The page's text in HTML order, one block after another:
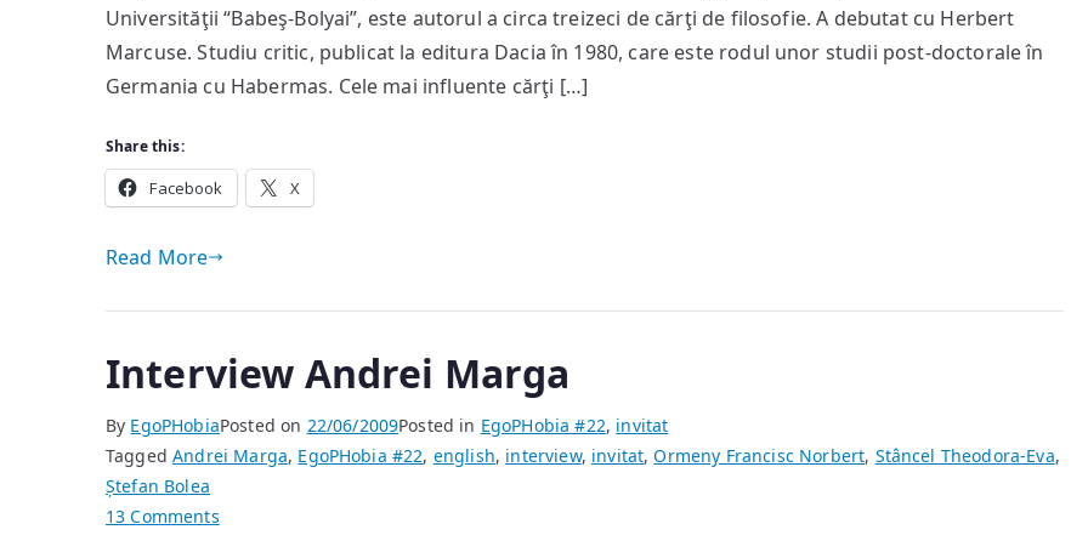
Marga
–
Universităţii “Babeş-Bolyai”, este autorul a circa treizeci de cărţi de filosofie. A debutat cu Herbert
Marcuse. Studiu critic, publicat la editura Dacia în 1980, care este rodul unor studii post-doctorale în
Germania cu Habermas. Cele mai influente cărţi […]
Share this:
Facebook X
Read More
Interview Andrei Marga
By EgoPHobiaPosted on 22/06/2009Posted in EgoPHobia #22, invitat
TaggedAndrei Marga, EgoPHobia #22, english, interview, invitat,Ormeny Francisc Norbert, Stâncel Theodora-Eva,
Ștefan Bolea
13 Commentson